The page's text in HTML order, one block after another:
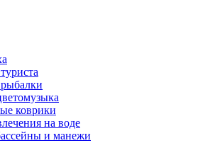
коврики
на воде
и манежи